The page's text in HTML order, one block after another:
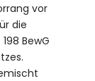
vor
die
BewG